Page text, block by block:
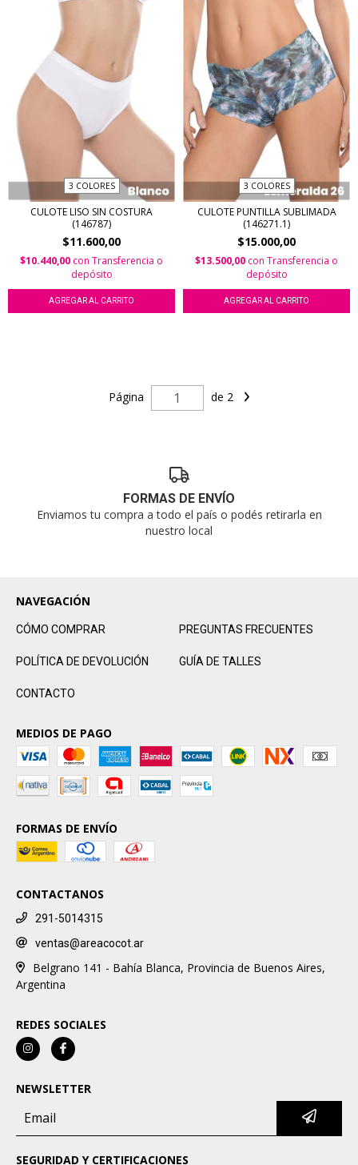
3 COLORES
CULOTE LISO SIN COSTURA
(146787)
$11.600,00
$10.440,00 con Transferencia o
depósito
AGREGAR AL CARRITO
3 COLORES
CULOTE PUNTILLA SUBLIMADA
(146271.1)
$15.000,00
$13.500,00 con Transferencia o
depósito
AGREGAR AL CARRITO
Página de 2
FORMAS DE ENVÍO
Enviamos tu compra a todo el país o podés retirarla en
nuestro local
NAVEGACIÓN
CÓMO COMPRAR PREGUNTAS FRECUENTES
POLÍTICA DE DEVOLUCIÓN GUÍA DE TALLES
CONTACTO
MEDIOS DE PAGO
FORMAS DE ENVÍO
CONTACTANOS
291-5014315
ventas@areacocot.ar
Belgrano 141 - Bahía Blanca, Provincia de Buenos Aires,
Argentina
REDES SOCIALES
NEWSLETTER
SEGURIDAD Y CERTIFICACIONES